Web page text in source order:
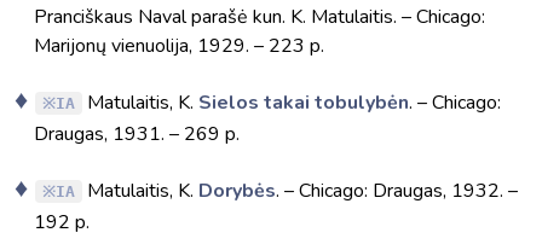
Pranciškaus Naval parašė kun. K. Matulaitis. – Chicago:
Marijonų vienuolija, 1929. – 223 p.
IA Matulaitis, K. Sielos takai tobulybėn. – Chicago:
Draugas, 1931. – 269 p.
IA Matulaitis, K. Dorybės. – Chicago: Draugas, 1932. –
192 p.